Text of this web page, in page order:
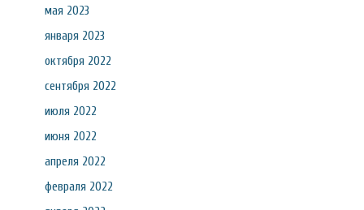
мая 2023
января 2023
октября 2022
сентября 2022
июля 2022
июня 2022
апреля 2022
февраля 2022